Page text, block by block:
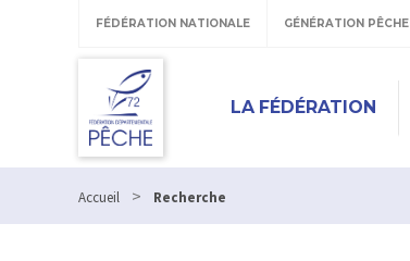
FÉDÉRATION NATIONALE GÉNÉRATION PÊCHE
LA FÉDÉRATION
Accueil > Recherche